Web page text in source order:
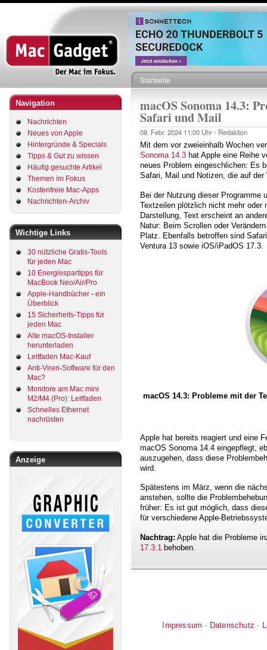
Direkt
zum
Inhalt
Navigation
Nachrichten
Neues von Apple
Hintergründe & Specials
Tipps & Gut zu wissen
Häufig gesuchte Artikel
Themen im Fokus
Kostenfreie Mac-Apps
Nachrichten-Archiv
Wichtige Links
30 nützliche Gratis-Tools
für jeden Mac
10 Energiespartipps für
MacBook Neo/Air/Pro
Apple-Handbücher - ein
Überblick
15 Sicherheits-Tipps für
jeden Mac
Alte macOS-Installer
herunterladen
Leitfaden Mac-Kauf
Anti-Viren-Software für den
Mac?
Monitore am Mac mini
M2/M4 (Pro): Leitfaden
Schnelles Ethernet
nachrüsten
Anzeige
Pfadnavigation
Startseite
macOS Sonoma 14.3:
Safari und Mail
08. Febr. 2024 11:00 Uhr - Redaktion
Mit dem vor zweieinhalb Wochen
Sonoma 14.3 hat Apple eine Reihe
neues Problem eingeschlichen: Es
Safari, Mail und Notizen, die auf der
Bei der Nutzung dieser Programme
Textzeilen plötzlich nicht mehr oder
Darstellung, Text erscheint an
Natur: Beim Scrollen oder
Platz. Ebenfalls betroffen sind
Ventura 13 sowie iOS/iPadOS 17.3.
macOS 14.3: Probleme mit der
Apple hat bereits reagiert und eine
macOS Sonoma 14.4 eingepflegt,
auszugehen, dass diese
wird.
Spätestens im März, wenn die
anstehen, sollte die
früher: Es ist gut möglich, dass
für verschiedene Apple-
Nachtrag: Apple hat die Probleme
17.3.1 behoben.
Impressum - Datenschutz -